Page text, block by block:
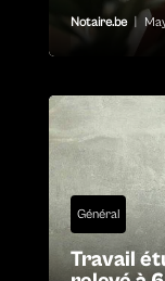
Notaire.be
Général
Travail